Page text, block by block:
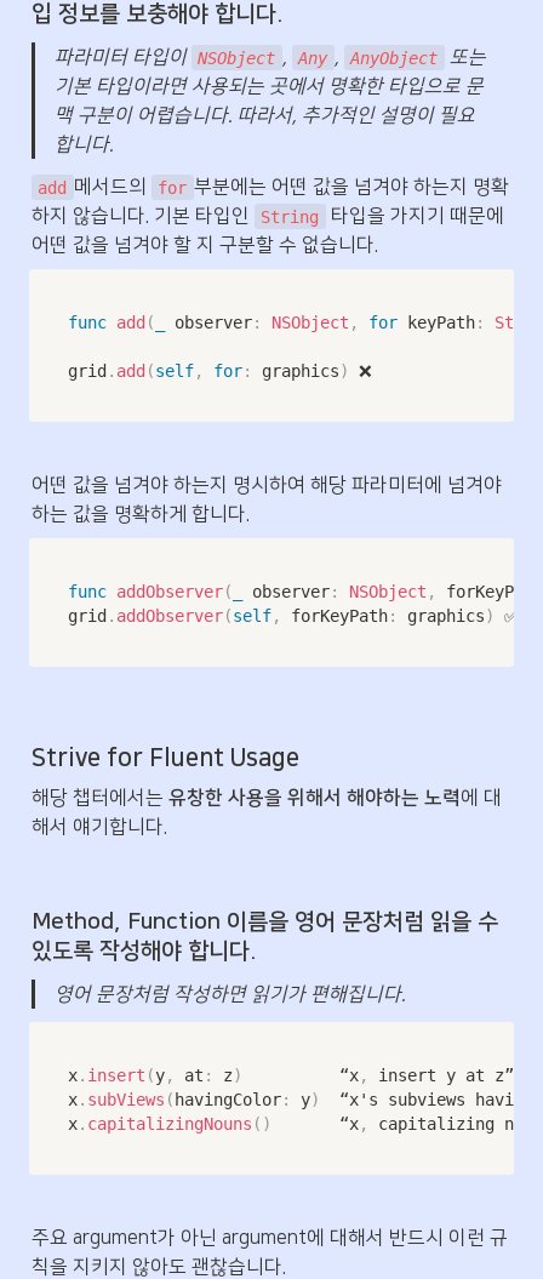
입 정보를 보충해야 합니다.
파라미터 타입이 NSObject , Any , AnyObject
또는
기본 타입이라면 사용되는 곳에서 명확한 타입으로 문
맥 구분이 어렵습니다. 따라서, 추가적인 설명이 필요
합니다.
add 메서드의 for 부분에는 어떤 값을 넘겨야 하는지 명확
하지 않습니다. 기본 타입인
String
타입을 가지기 때문에
어떤 값을 넘겨야 할 지 구분할 수 없습니다.
func add ( observer: NSObject , for keyPath:
grid . add (self, for: graphics) ❌
어떤 값을 넘겨야 하는지 명시하여 해당 파라미터에 넘겨야
하는 값을 명확하게 합니다.
func addObserver( observer: NSObject ,
grid . addObserver(self, forKeyPath: graphics) ✅
Strive for Fluent Usage
해당 챕터에서는 유창한 사용을 위해서 해야하는 노력에 대
해서 얘기합니다.
Method, Function 이름을 영어 문장처럼 읽을 수
있도록 작성해야 합니다.
영어 문장처럼 작성하면 읽기가 편해집니다.
x. insert (y, at : z)
          “x
,
insert y at z”
x. subViews ( havingColor: y)
“x's subviews having
x. capitalizingNouns ( )
       “x
, capitalizing
주요 argument가 아닌 argument에 대해서 반드시 이런 규
칙을 지키지 않아도 괜찮습니다.